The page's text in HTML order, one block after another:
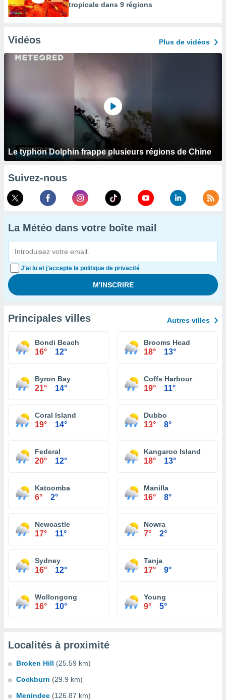
tropicale dans 9 régions
Vidéos Plus de vidéos
Le typhon Dolphin frappe plusieurs régions de Chine
Suivez-nous
La Météo dans votre boîte mail
J'ai lu et j'accepte la politique de privacité
Principales villes Autres villes
Bondi Beach
16° 12°
Brooms Head
18° 13°
Byron Bay
21° 14°
Coffs Harbour
19° 11°
Coral Island
19° 14°
Dubbo
13° 8°
Federal
20° 12°
Kangaroo Island
18° 13°
Katoomba
6° 2°
Manilla
16° 8°
Newcastle
17° 11°
Nowra
7° 2°
Sydney
16° 12°
Tanja
17° 9°
Wollongong
16° 10°
Young
9° 5°
Localités à proximité
Broken Hill (25.59 km)
Cockburn (29.9 km)
Menindee (126.87 km)